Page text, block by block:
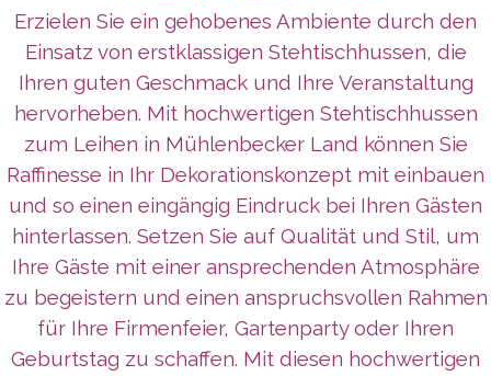
Erzielen Sie ein gehobenes Ambiente durch den
Einsatz von erstklassigen Stehtischhussen, die
Ihren guten Geschmack und Ihre Veranstaltung
hervorheben. Mit hochwertigen Stehtischhussen
zum Leihen in Mühlenbecker Land können Sie
Raffinesse in Ihr Dekorationskonzept mit einbauen
und so einen eingängig Eindruck bei Ihren Gästen
hinterlassen. Setzen Sie auf Qualität und Stil, um
Ihre Gäste mit einer ansprechenden Atmosphäre
zu begeistern und einen anspruchsvollen Rahmen
für Ihre Firmenfeier, Gartenparty oder Ihren
Geburtstag zu schaffen. Mit diesen hochwertigen